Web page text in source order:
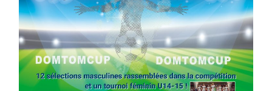
SPORT COMPÉTITIONS FOOTBALL JEUNESSE & SPORTS
Foot : la DTC 2026 approche
On03/04/2026byWebmaster2Risi